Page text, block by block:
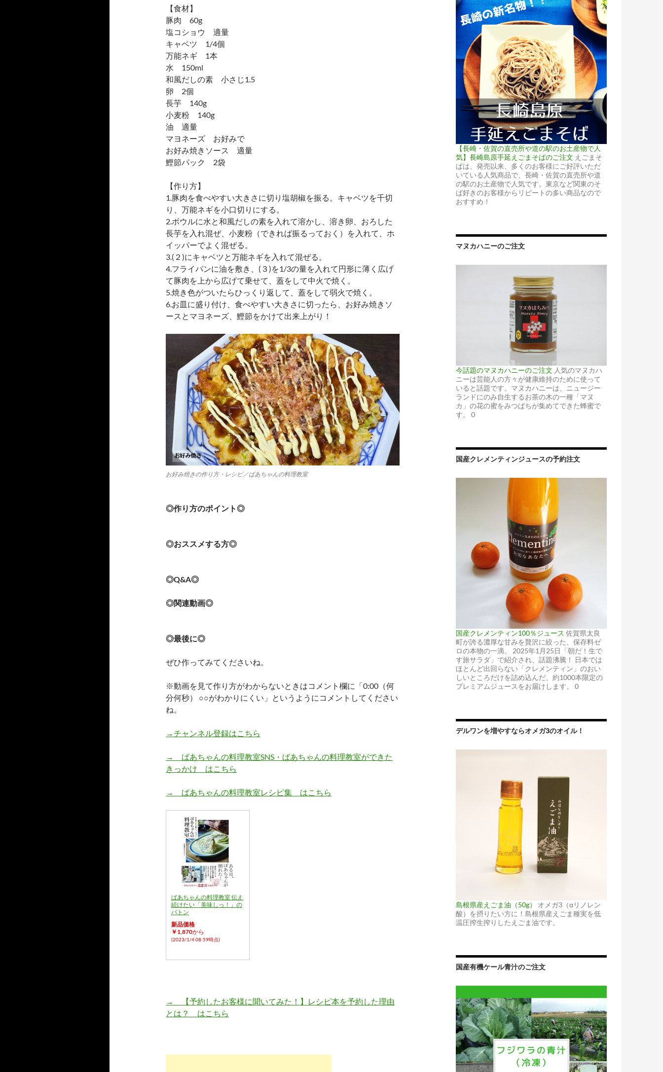
【食材】
豚肉 60g
塩コショウ 適量
キャベツ 1/4個
万能ネギ 1本
水 150ml
和風だしの素 小さじ1.5
卵 2個
長芋 140g
小麦粉 140g
油 適量
マヨネーズ お好みで
お好み焼きソース 適量
鰹節パック 2袋
【作り方】
1.豚肉を食べやすい大きさに切り塩胡椒を振る。キャベツを千切
り、万能ネギを小口切りにする。
2.ボウルに水と和風だしの素を入れて溶かし、溶き卵、おろした
長芋を入れ混ぜ、小麦粉（できれば振るっておく）を入れて、ホ
イッパーでよく混ぜる。
3.(２)にキャベツと万能ネギを入れて混ぜる。
4.フライパンに油を敷き、(３)を1/3の量を入れて円形に薄く広げ
て豚肉を上から広げて乗せて、蓋をして中火で焼く。
5.焼き色がついたらひっくり返して、蓋をして弱火で焼く。
6.お皿に盛り付け、食べやすい大きさに切ったら、お好み焼きソ
ースとマヨネーズ、鰹節をかけて出来上がり！
お好み焼きの作り方・レシピ／ばあちゃんの料理教室
◎作り方のポイント◎
◎おススメする方◎
◎Q&A◎
◎関連動画◎
◎最後に◎
ぜひ作ってみてくださいね。
※動画を見て作り方がわからないときはコメント欄に「0:00（何
分何秒） ○○がわかりにくい」というようにコメントしてください
ね。
→チャンネル登録はこちら
→ ばあちゃんの料理教室SNS・ばあちゃんの料理教室ができた
きっかけ はこちら
→ ばあちゃんの料理教室レシピ集 はこちら
ばあちゃんの料理教室 伝え
続けたい「美味しっ！」の
バトン
新品価格
￥1,870から
(2023/1/4 08:59時点)
→ 【予約したお客様に聞いてみた！】レシピ本を予約した理由
とは？ はこちら
【長崎・佐賀の直売所や道の駅のお土産物で人
気】長崎島原手延えごまそばのご注文 えごまそ
ばは、発売以来、多くのお客様にご好評いただ
いている人気商品で、長崎・佐賀の直売所や道
の駅のお土産物で人気です。東京など関東のそ
ば好きのお客様からリピートの多い商品なので
おすすめ！
マヌカハニーのご注文
今話題のマヌカハニーのご注文 人気のマヌカハ
ニーは芸能人の方々が健康維持のために使って
いると話題です。マヌカハニーは、ニュージー
ランドにのみ自生するお茶の木の一種「マヌ
カ」の花の蜜をみつばちが集めてできた蜂蜜で
す。 0
国産クレメンティンジュースの予約注文
国産クレメンティン100％ジュース 佐賀県太良
町が誇る濃厚な甘みを贅沢に絞った、保存料ゼ
ロの本物の一滴。 2025年1月25日「朝だ！生で
す旅サラダ」で紹介され、話題沸騰！ 日本では
ほとんど出回らない「クレメンティン」のおい
しいところだけを詰め込んだ、約1000本限定の
プレミアムジュースをお届けします。 0
デルワンを増やすならオメガ3のオイル！
島根県産えごま油（50g）
オメガ3（αリノレン
酸）を摂りたい方に！島根県産えごま種実を低
温圧搾生搾りしたえごま油です。
国産有機ケール青汁のご注文